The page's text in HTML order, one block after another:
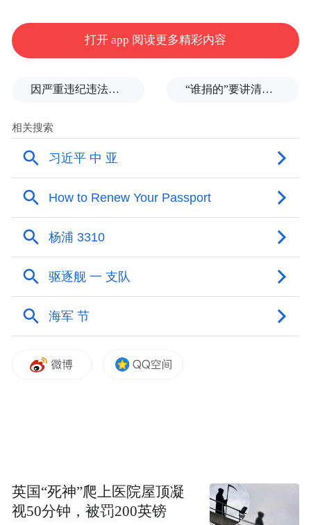
目前，青岛市数字经济发展正呈现良好发展
态势，城市数字变革稳步向前推进。今年以
来，全市积极推进全域数字化转型，赋能经
济社会发展。连续四年在全国数字经济百强
市中排名全省首位，全国第13位。数字经济
在 GDP 中所占的比重逐年提升，数字经济创
新集聚效应日益明显，数字商业应用创新和
数字技术创新得到协同发展，城市数字化治
推进数字赋能物流产业，打造国际物流数字
推进数字港与“四港”联动赋能存在的问题：
打开 app 阅读更多精彩内容
因严重违纪违法，金融监管总局原局长李云泽被罢免全国人大代表 “谁捐的”要讲清楚，爱心不能被截胡
英国“死神”爬上医院屋顶凝
视50分钟，被罚200英镑